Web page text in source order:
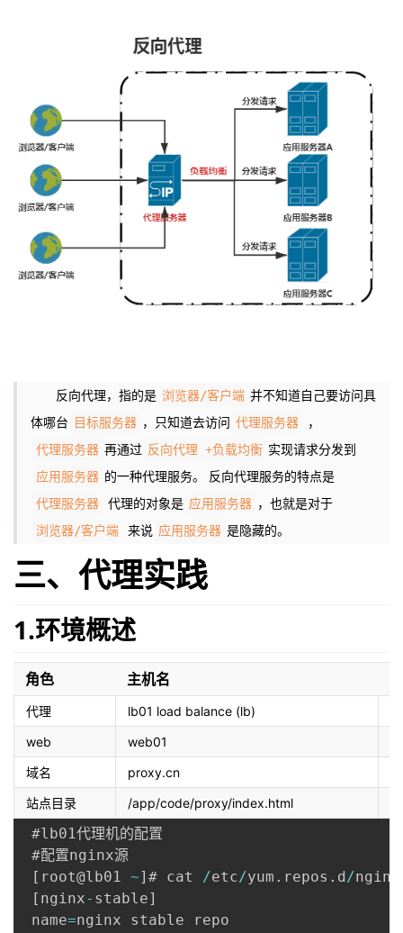
反向代理，指的是 浏览器/客户端 并不知道自己要访问具
体哪台
目标服务器 ，只知道去访问 代理服务器 ，
代理服务器 再通过 反向代理 +负载均衡 实现请求分发到
应用服务器 的一种代理服务。 反向代理服务的特点是
代理服务器 代理的对象是 应用服务器 ，也就是对于
浏览器/客户端 来说 应用服务器 是隐藏的。
三、代理实践
1.环境概述
角色 主机名
代理 lb01 load balance (lb)
web
web01
域名
proxy.cn
站点目录
/app/code/proxy/index.html
#lb01代理机的配置
#配置nginx源
[ root@lb01 ~] # cat /etc/yum . repos . d/nginx
[ nginx- stable]
name=nginx stable repo